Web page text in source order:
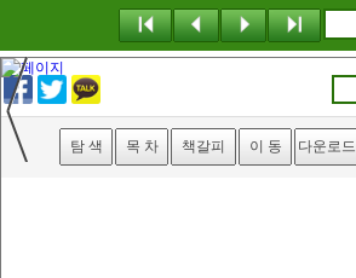
탐 색 목 차 책갈피 이 동 다운로드